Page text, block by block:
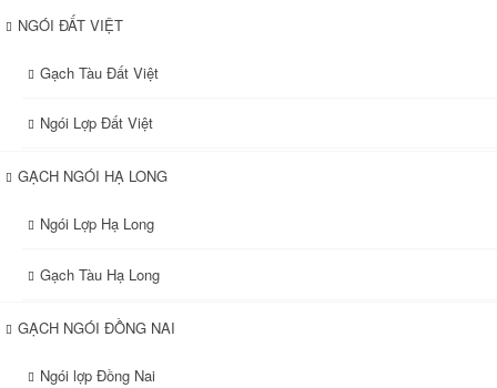
NGÓI ĐẤT VIỆT
Gạch Tàu Đất Việt
Ngói Lợp Đất Việt
GẠCH NGÓI HẠ LONG
Ngói Lợp Hạ Long
Gạch Tàu Hạ Long
GẠCH NGÓI ĐỒNG NAI
Ngói lợp Đồng Nai